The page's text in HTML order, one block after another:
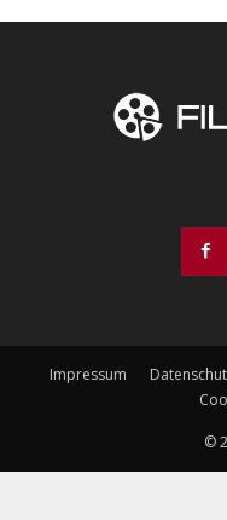
Impressum
©